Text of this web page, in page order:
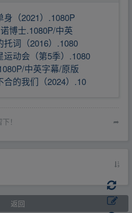
身（2021）.1080P
博士.1080P/中英
托词（2016）.1080
运动会（第5季）.1080
中英字幕/原版
合的我们（2024）.10
！ ➦
返回